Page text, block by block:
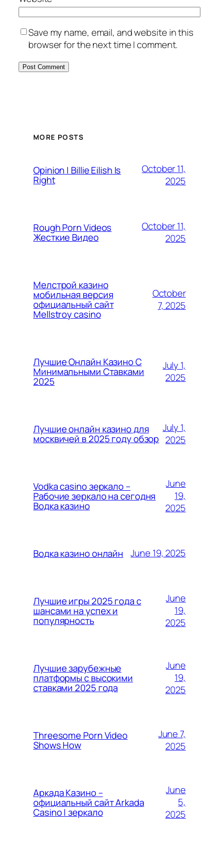
Save my name, email, and website in this
browser for the next time I comment.
MORE POSTS
Opinion | Billie Eilish Is
Right
October 11,
2025
Rough Porn Videos
Жесткие Видео
October 11,
2025
Мелстрой казино
мобильная версия
официальный сайт
Mellstroy casino
October
7, 2025
Лучшие Онлайн Казино С
Минимальными Ставками
2025
July 1,
2025
Лучшие онлайн казино для
москвичей в 2025 году обзор
July 1,
2025
Vodka casino зеркало –
Рабочие зеркало на сегодня
Водка казино
June
19,
2025
Водка казино онлайн June 19, 2025
Лучшие игры 2025 года с
шансами на успех и
популярность
June
19,
2025
Лучшие зарубежные
платформы с высокими
ставками 2025 года
June
19,
2025
Threesome Porn Video
Shows How
June 7,
2025
Аркада Казино –
официальный сайт Arkada
Casino | зеркало
June
5,
2025